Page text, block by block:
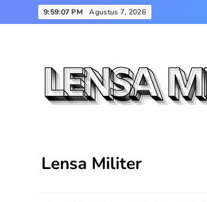
to
9:59:08 PM Agustus 7, 2026
Lensa Militer